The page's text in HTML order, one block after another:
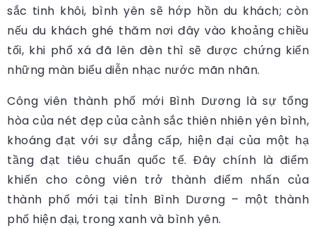
sắc tinh khôi, bình yên sẽ hớp hồn du khách; còn
nếu du khách ghé thăm nơi đây vào khoảng chiều
tối, khi phố xá đã lên đèn thì sẽ được chứng kiến
những màn biểu diễn nhạc nước mãn nhãn.
Công viên thành phố mới Bình Dương là sự tổng
hòa của nét đẹp của cảnh sắc thiên nhiên yên bình,
khoáng đạt với sự đẳng cấp, hiện đại của một hạ
tầng đạt tiêu chuẩn quốc tế. Đây chính là điểm
khiến cho công viên trở thành điểm nhấn của
thành phố mới tại tỉnh Bình Dương – một thành
phố hiện đại, trong xanh và bình yên.